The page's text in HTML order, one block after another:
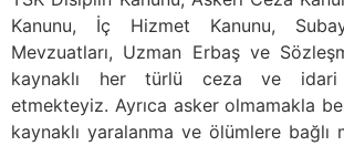
Kanunu, İç Hizmet Kanunu,
Mevzuatları, Uzman Erbaş ve
kaynaklı her türlü ceza ve idari
etmekteyiz. Ayrıca asker olmamakla
kaynaklı yaralanma ve ölümlere bağlı